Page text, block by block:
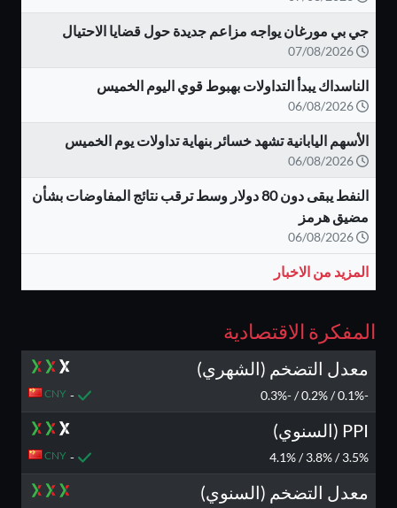
جي بي مورغان يواجه مزاعم جديدة حول قضايا الاحتيال
الناسداك يبدأ التداولات بهبوط قوي اليوم الخميس
الأسهم اليابانية تشهد خسائر بنهاية تداولات يوم الخميس
النفط يبقى دون 80 دولار وسط ترقب نتائج المفاوضات بشأن
مضيق هرمز
المزيد من الاخبار
المفكرة الاقتصادية
معدل التضخم (الشهري)
-0.1% / 0.2% / -0.3%
-
CNY
PPI (السنوي)
3.5% / 3.8% / 4.1%
-
CNY
معدل التضخم (السنوي)